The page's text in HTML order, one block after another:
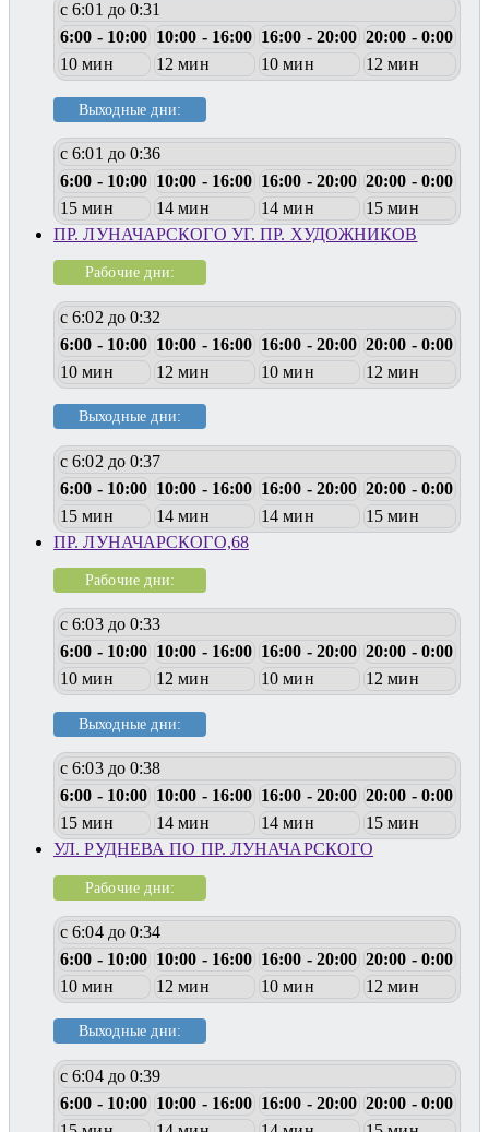
с 6:01 до 0:31
6:00 - 10:00 10:00 - 16:00 16:00 - 20:00 20:00 - 0:00
10 мин
12 мин 10 мин 12 мин
Выходные дни:
с 6:01 до 0:36
6:00 - 10:00 10:00 - 16:00 16:00 - 20:00 20:00 - 0:00
15 мин
14 мин 14 мин
15 мин
ПР. ЛУНАЧАРСКОГО УГ. ПР. ХУДОЖНИКОВ
Рабочие дни:
с 6:02 до 0:32
6:00 - 10:00 10:00 - 16:00 16:00 - 20:00 20:00 - 0:00
10 мин
12 мин 10 мин 12 мин
Выходные дни:
с 6:02 до 0:37
6:00 - 10:00 10:00 - 16:00 16:00 - 20:00 20:00 - 0:00
15 мин
14 мин 14 мин
15 мин
ПР. ЛУНАЧАРСКОГО,68
Рабочие дни:
с 6:03 до 0:33
6:00 - 10:00 10:00 - 16:00 16:00 - 20:00 20:00 - 0:00
10 мин
12 мин 10 мин 12 мин
Выходные дни:
с 6:03 до 0:38
6:00 - 10:00 10:00 - 16:00 16:00 - 20:00 20:00 - 0:00
15 мин
14 мин 14 мин
15 мин
УЛ. РУДНЕВА ПО ПР. ЛУНАЧАРСКОГО
Рабочие дни:
с 6:04 до 0:34
6:00 - 10:00 10:00 - 16:00 16:00 - 20:00 20:00 - 0:00
10 мин
12 мин 10 мин 12 мин
Выходные дни:
с 6:04 до 0:39
6:00 - 10:00 10:00 - 16:00 16:00 - 20:00 20:00 - 0:00